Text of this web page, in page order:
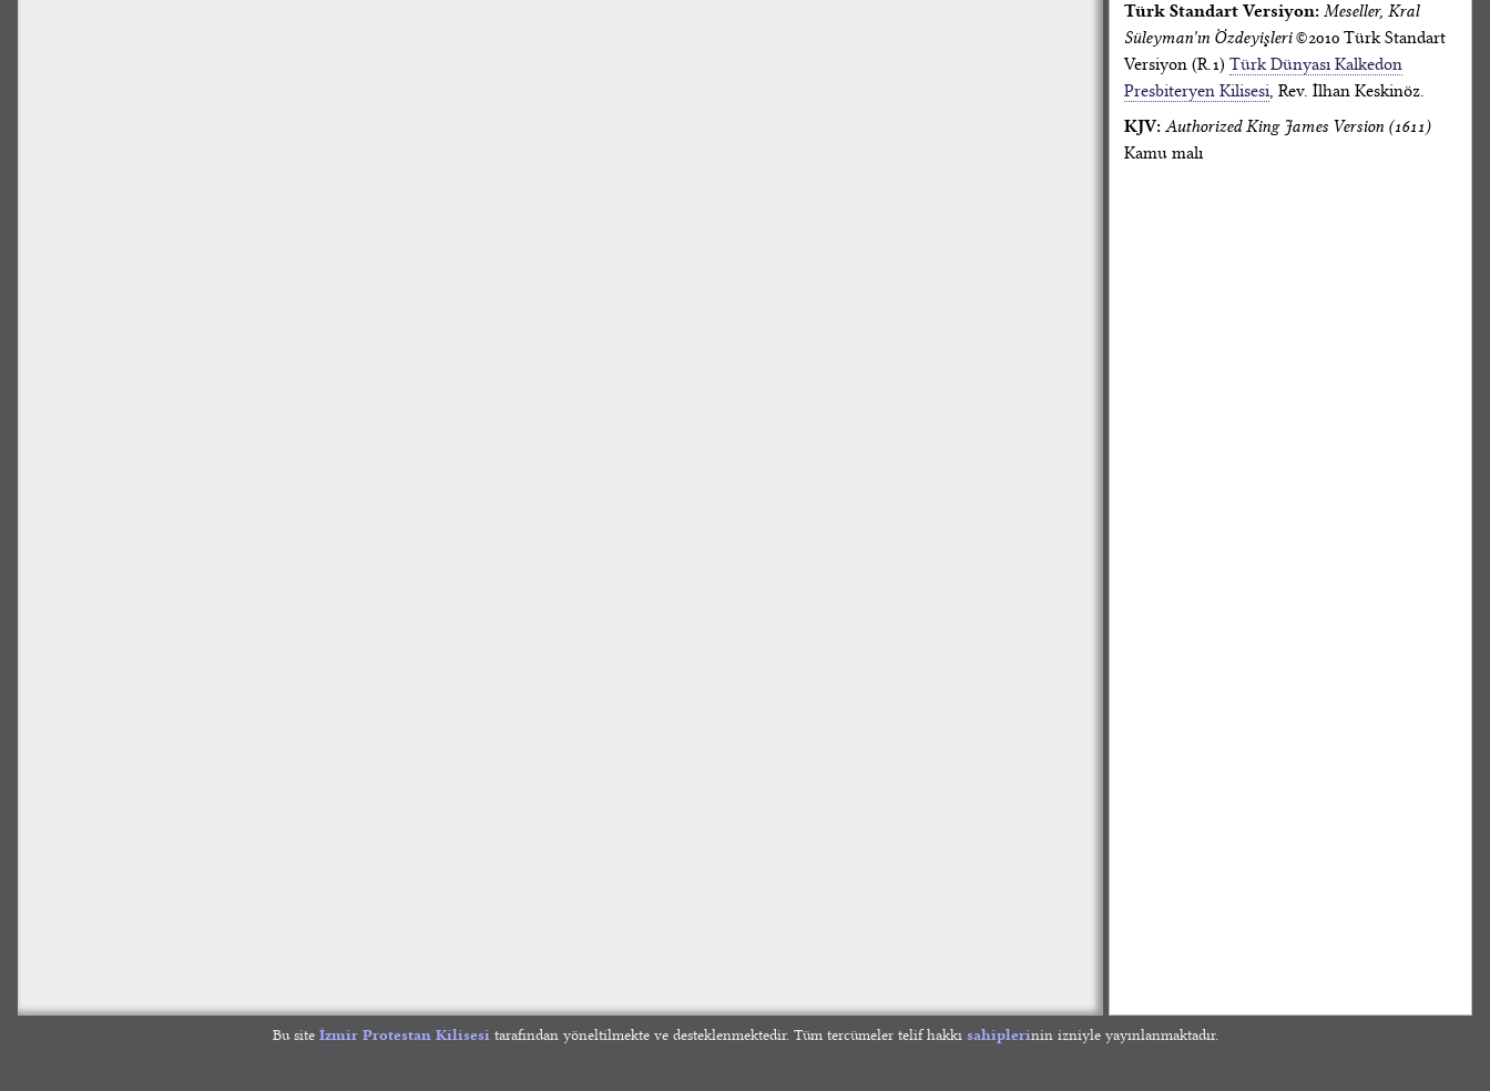
Türk Standart Versiyon: Meseller, Kral
Süleyman'ın Özdeyişleri©2010 Türk Standart
Versiyon (R.1) Türk Dünyası Kalkedon
Presbiteryen Kilisesi, Rev. İlhan Keskinöz.
KJV: Authorized King James Version (1611)
Kamu malı
Bu site İzmir Protestan Kilisesitarafından yöneltilmekte ve desteklenmektedir. Tüm tercümeler telif hakkı sahiplerinin izniyle yayınlanmaktadır.